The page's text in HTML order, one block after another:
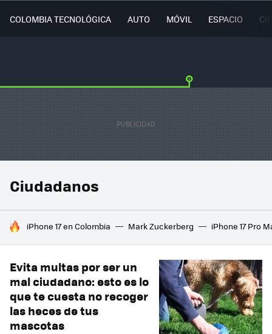
COLOMBIA TECNOLÓGICA AUTO MÓVIL ESPACIO
Ciudadanos
HOY SE HABLA DE
iPhone 17 en Colombia Mark Zuckerberg iPhone 17 Pro
Evita multas por ser un
mal ciudadano: esto es lo
que te cuesta no recoger
las heces de tus
mascotas